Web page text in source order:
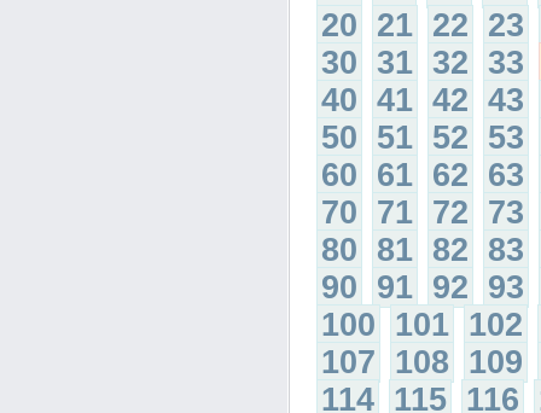
20 21 22 23
30 31 32 33
40 41 42 43
50 51 52 53
60 61 62 63
70 71 72 73
80 81 82 83
90 91 92 93
100 101 102
107 108 109
114 115 116